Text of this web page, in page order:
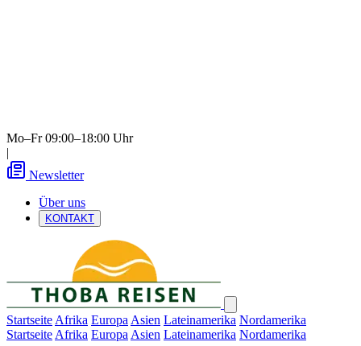
Mo–Fr 09:00–18:00 Uhr
|
Newsletter
Über uns
KONTAKT
Startseite Afrika Europa Asien Lateinamerika Nordamerika
Startseite Afrika Europa Asien Lateinamerika Nordamerika